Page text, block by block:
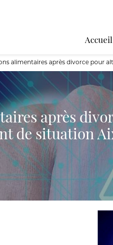
Accueil
alimentaires après divorce pour
après
de situation